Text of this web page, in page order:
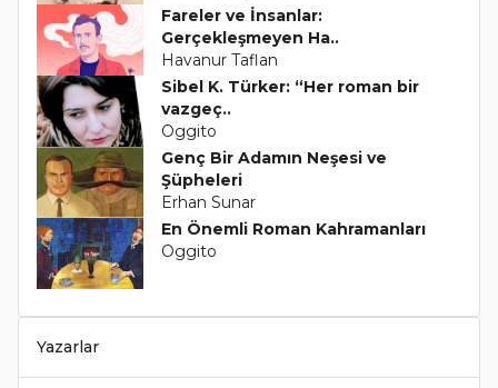
Fareler ve İnsanlar:
Gerçekleşmeyen Ha..
Havanur Taflan
Sibel K. Türker: “Her roman bir
vazgeç..
Oggito
Genç Bir Adamın Neşesi ve
Şüpheleri
Erhan Sunar
En Önemli Roman Kahramanları
Oggito
Yazarlar